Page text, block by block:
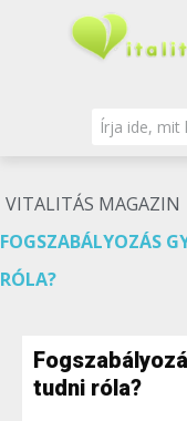
VITALITÁS MAGAZIN
FOGSZABÁLYOZÁS
RÓLA?
tudni róla?